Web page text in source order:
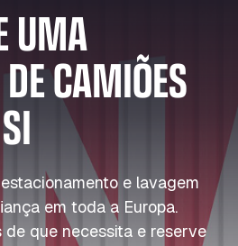
UMA
CAMIÕES
e lavagem
em toda a Europa.
de que necessita e reserve